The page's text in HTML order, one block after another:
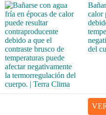
calor
del